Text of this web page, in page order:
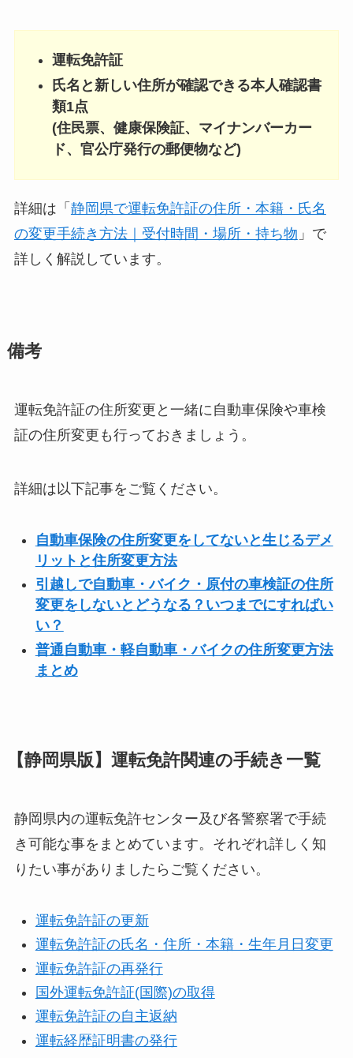
運転免許証
氏名と新しい住所が確認できる本人確認書
類1点
(住民票、健康保険証、マイナンバーカー
ド、官公庁発行の郵便物など)
詳細は「 静岡県で運転免許証の住所・本籍・氏名
の変更手続き方法｜受付時間・場所・持ち物 」で
詳しく解説しています。
備考
運転免許証の住所変更と一緒に自動車保険や車検
証の住所変更も行っておきましょう。
詳細は以下記事をご覧ください。
自動車保険の住所変更をしてないと生じるデメ
リットと住所変更方法
引越しで自動車・バイク・原付の車検証の住所
変更をしないとどうなる？いつまでにすればい
い？
普通自動車・軽自動車・バイクの住所変更方法
まとめ
【静岡県版】運転免許関連の手続き一覧
静岡県内の運転免許センター及び各警察署で手続
き可能な事をまとめています。それぞれ詳しく知
りたい事がありましたらご覧ください。
運転免許証の更新
運転免許証の氏名・住所・本籍・生年月日変更
運転免許証の再発行
国外運転免許証(国際)の取得
運転免許証の自主返納
運転経歴証明書の発行